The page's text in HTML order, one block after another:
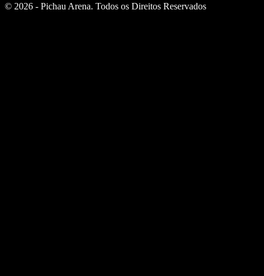
© 2026 - Pichau Arena. Todos os Direitos Reservados